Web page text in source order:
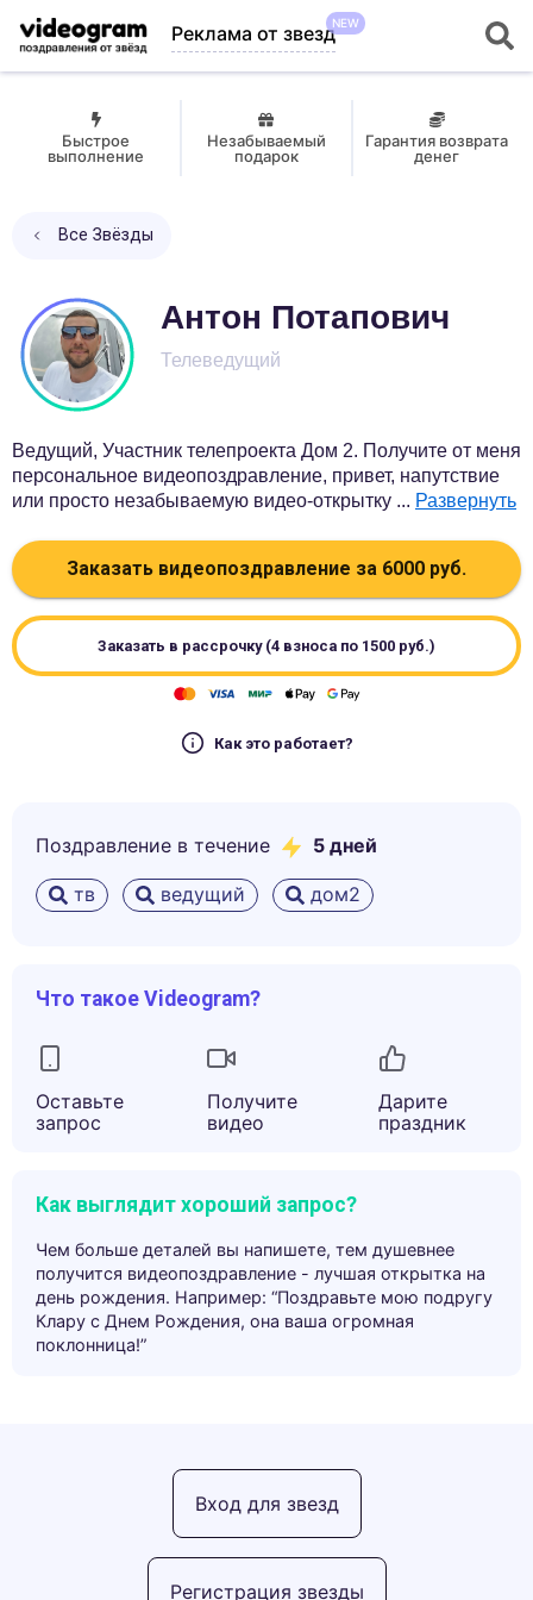
Реклама от звездNEW
Быстрое
выполнение
Незабываемый
подарок
Гарантия возврата
денег
Все Звёзды
Антон Потапович
Телеведущий
Ведущий, Участник телепроекта Дом 2. Получите от меня
персональное видеопоздравление, привет, напутствие
или просто незабываемую видео-открытку ... Развернуть
Заказать видеопоздравление за 6000 руб.
Заказать в рассрочку (4 взноса по 1500 руб.)
Как это работает?
Поздравление в течение 5 дней
тв ведущий дом2
Что такое Videogram?
Оставьте
запрос
Получите
видео
Дарите
праздник
Как выглядит хороший запрос?
Чем больше деталей вы напишете, тем душевнее
получится видеопоздравление - лучшая открытка на
день рождения. Например: “Поздравьте мою подругу
Клару с Днем Рождения, она ваша огромная
поклонница!”
Регистрация звезды
Вход для звезд